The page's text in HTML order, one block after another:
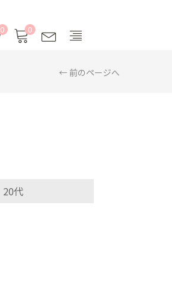
0 0
← 前のページへ
20代